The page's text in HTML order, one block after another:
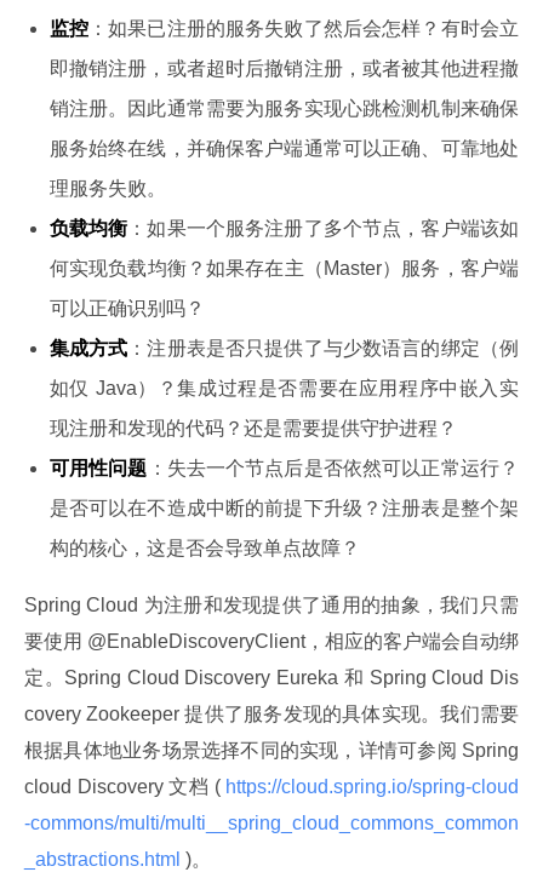
监控 ：如果已注册的服务失败了然后会怎样？有时会立
即撤销注册，或者超时后撤销注册，或者被其他进程撤
销注册。因此通常需要为服务实现心跳检测机制来确保
服务始终在线，并确保客户端通常可以正确、可靠地处
理服务失败。
负载均衡 ：如果一个服务注册了多个节点，客户端该如
何实现负载均衡？如果存在主（Master）服务，客户端
可以正确识别吗？
集成方式 ：注册表是否只提供了与少数语言的绑定（例
如仅 Java）？集成过程是否需要在应用程序中嵌入实
现注册和发现的代码？还是需要提供守护进程？
可用性问题 ：失去一个节点后是否依然可以正常运行？
是否可以在不造成中断的前提下升级？注册表是整个架
构的核心，这是否会导致单点故障？
Spring Cloud 为注册和发现提供了通用的抽象，我们只需
要使用 @EnableDiscoveryClient，相应的客户端会自动绑
定。Spring Cloud Discovery Eureka 和 Spring Cloud Dis
covery Zookeeper 提供了服务发现的具体实现。我们需要
根据具体地业务场景选择不同的实现，详情可参阅 Spring
cloud Discovery 文档 ( https://cloud.spring.io/spring-cloud
-commons/multi/multi__spring_cloud_commons_common
_abstractions.html )。